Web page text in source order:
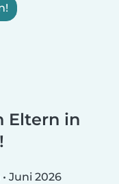
Eltern in
• Juni 2026